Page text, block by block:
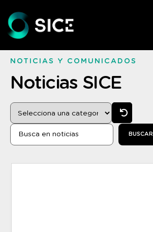
NOTICIAS Y COMUNICADOS
Noticias SICE
BUSCAR